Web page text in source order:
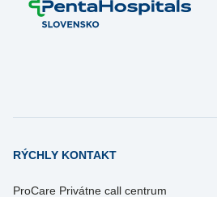
RÝCHLY KONTAKT
ProCare Privátne call centrum